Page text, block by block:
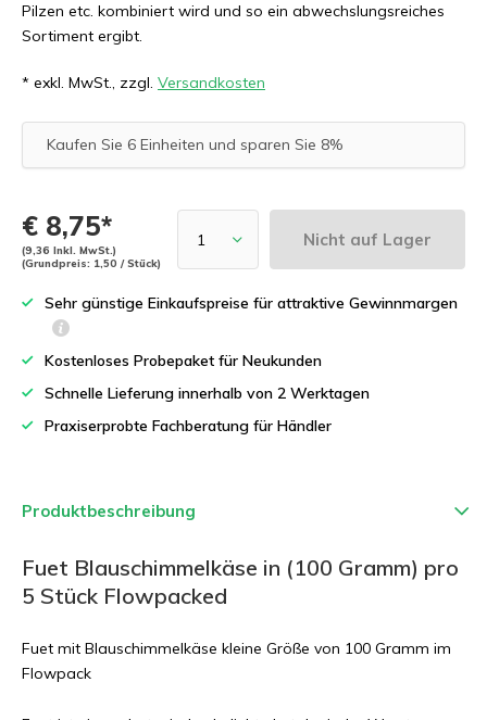
Pilzen etc. kombiniert wird und so ein abwechslungsreiches
Sortiment ergibt.
* exkl. MwSt., zzgl. Versandkosten
Kaufen Sie 6 Einheiten und sparen Sie 8%
€ 8,75*
(9,36 Inkl. MwSt.)
(Grundpreis: 1,50 / Stück)
Nicht auf Lager
Sehr günstige Einkaufspreise für attraktive Gewinnmargen
Kostenloses Probepaket für Neukunden
Schnelle Lieferung innerhalb von 2 Werktagen
Praxiserprobte Fachberatung für Händler
Produktbeschreibung
Fuet Blauschimmelkäse in (100 Gramm) pro
5 Stück Flowpacked
Fuet mit Blauschimmelkäse kleine Größe von 100 Gramm im
Flowpack